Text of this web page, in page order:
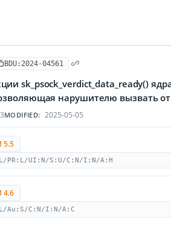
BDU:2024-04561
sk_psock_verdict_data_ready()
нарушителю вызвать
MODIFIED: 2025-05-05
5.5
PR:L/UI:N/S:U/C:N/I:N/A:H
4.6
Au:S/C:N/I:N/A:C